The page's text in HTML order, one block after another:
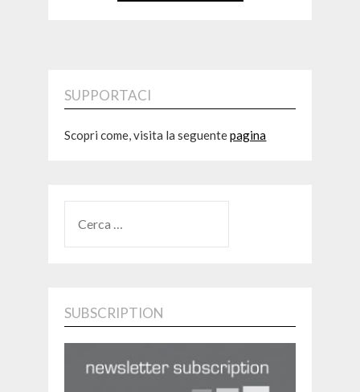
SUPPORTACI
Scopri come, visita la seguentepagina
PER:
SUBSCRIPTION